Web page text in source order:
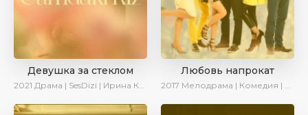
Девушка за стеклом
2021 Драма | SesDizi | Ирина Котова
Любовь напрокат
2017 Мелодрама | Комедия | Ирина Котова